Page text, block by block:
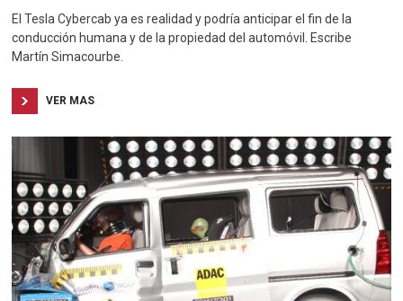
El Tesla Cybercab ya es realidad y podría anticipar el fin de la
conducción humana y de la propiedad del automóvil. Escribe
Martín Simacourbe.
VER MAS